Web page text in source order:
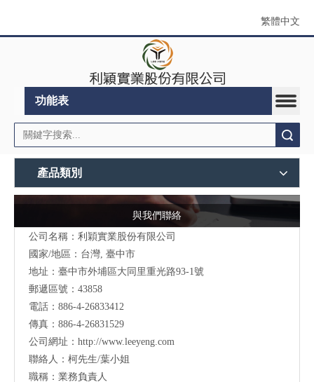
繁體中文
功能表
產品類別
與我們聯絡
公司名稱：利穎實業股份有限公司
國家/地區：台灣, 臺中市
地址： 臺中市外埔區大同里重光路93-1號
郵遞區號：43858
電話：886-4-26833412
傳真：886-4-26831529
公司網址： http://www.leeyeng.com
聯絡人：柯先生/葉小姐
職稱：業務負責人